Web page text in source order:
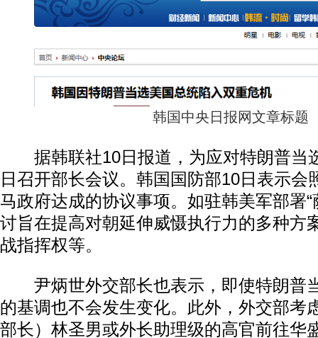
韩国中央日报网文章标题
据韩联社10日报道，为应对特朗普当
日召开部长会议。韩国国防部10日表示会
马政府达成的协议事项。如驻韩美军部署“
讨旨在提高对朝延伸威慑执行力的多种方
战指挥权等。
尹炳世外交部长也表示，即使特朗普
的基调也不会发生变化。此外，外交部考
部长）林圣男或外长助理级的高官前往华